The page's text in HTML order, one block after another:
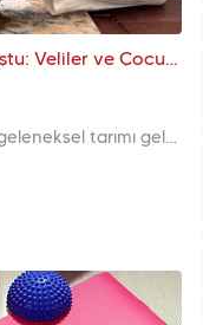
Ayvansaray Bahçe'de Nesiller Buluştu: Veliler ve Çocuklarımız Atalık Tohum Şenliği'nde Eğlenerek Öğrendi
Ayvansaray Bahçe, çevre bilincini ve geleneksel tarımı gelecek nesillere aktarmak amacıyla anlamlı bir etkinliğe ev sahipliği yaptı. Veliler ve çocuklarımızın yoğun katılımıyla gerçekleştiği Atalık Tohum Şenliği, hem keyifli anlara sahne oldu hem de sürdürülebilir yaşam adına öğretici deneyimler sundu.